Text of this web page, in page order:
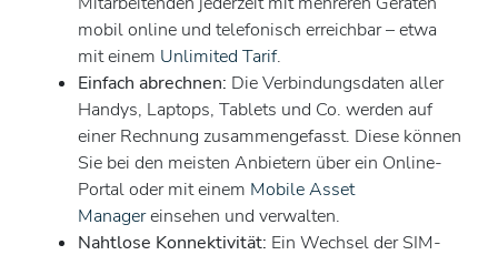
mobil online und telefonisch erreichbar – etwa
mit einem Unlimited Tarif.
Einfach abrechnen: Die Verbindungsdaten aller
Handys, Laptops, Tablets und Co. werden auf
einer Rechnung zusammengefasst. Diese können
Sie bei den meisten Anbietern über ein Online-
Portal oder mit einem Mobile Asset
Managereinsehen und verwalten.
Nahtlose Konnektivität: Ein Wechsel der SIM-